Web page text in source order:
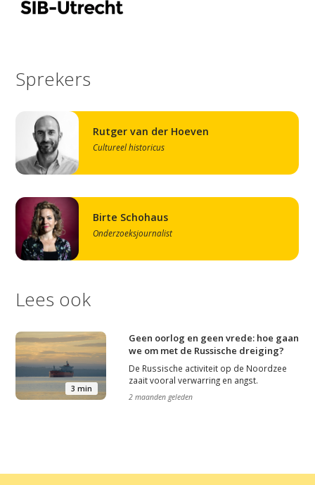
Home
Agenda
Video
Sprekers
Rutger van der Hoeven
Cultureel historicus
Birte Schohaus
Onderzoeksjournalist
Lees ook
3 min
Geen oorlog en geen vrede: hoe gaan
we om met de Russische dreiging?
De Russische activiteit op de Noordzee
zaait vooral verwarring en angst.
2 maanden geleden